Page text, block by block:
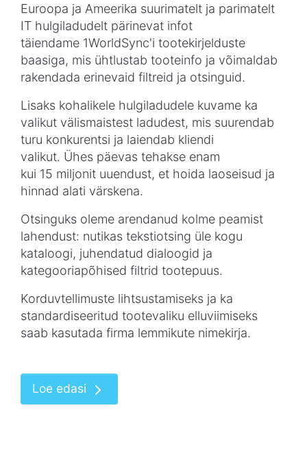
Euroopa ja Ameerika suurimatelt ja parimatelt
IT hulgiladudelt pärinevat infot
täiendame 1WorldSync'i tootekirjelduste
baasiga, mis ühtlustab tooteinfo ja võimaldab
rakendada erinevaid filtreid ja otsinguid.
Lisaks kohalikele hulgiladudele kuvame ka
valikut välismaistest ladudest, mis suurendab
turu konkurentsi ja laiendab kliendi
valikut. Ühes päevas tehakse enam
kui 15 miljonit uuendust, et hoida laoseisud ja
hinnad alati värskena.
Otsinguks oleme arendanud kolme peamist
lahendust: nutikas tekstiotsing üle kogu
kataloogi, juhendatud dialoogid ja
kategooriapõhised filtrid tootepuus.
Korduvtellimuste lihtsustamiseks ja ka
standardiseeritud tootevaliku elluviimiseks
saab kasutada firma lemmikute nimekirja.
Loe edasi